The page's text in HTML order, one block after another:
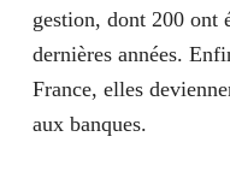
gestion, dont 200 ont
dernières années.
France, elles
aux banques.